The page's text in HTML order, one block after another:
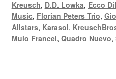
Kreusch, D.D. Lowka, Ecco
Music, Florian Peters Trio,
Allstars, Karasol,
Mulo Francel, Quadro Nuevo,